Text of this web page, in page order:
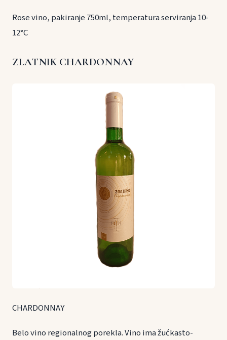
Rose vino, pakiranje 750ml, temperatura serviranja 10-
12°C
ZLATNIK CHARDONNAY
CHARDONNAY
Belo vino regionalnog porekla. Vino ima žućkasto-